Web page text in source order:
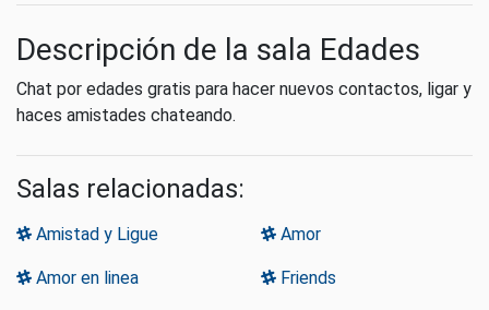
Descripción de la sala Edades
Chat por edades gratis para hacer nuevos contactos, ligar y
haces amistades chateando.
Salas relacionadas:
Amistad y Ligue Amor
Amor en linea Friends